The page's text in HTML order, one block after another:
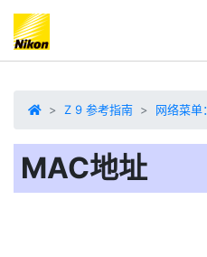
Z 9 参考指南 网络菜单
MAC地址